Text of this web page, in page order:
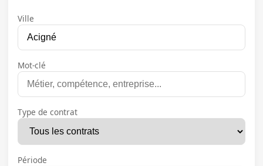
Ville
Mot-clé
Type de contrat
Période